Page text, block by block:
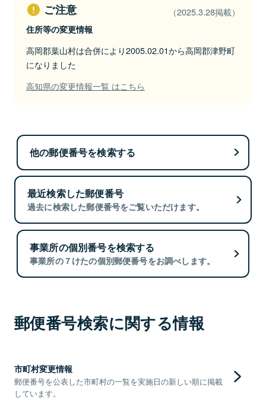
ご注意 （2025.3.28掲載）
住所等の変更情報
高岡郡葉山村は合併により2005.02.01から高岡郡津野町
になりました
高知県の変更情報一覧 はこちら
他の郵便番号を検索する
最近検索した郵便番号
過去に検索した郵便番号をご覧いただけます。
事業所の個別番号を検索する
事業所の７けたの個別郵便番号をお調べします。
郵便番号検索に関する情報
市町村変更情報
郵便番号を公表した市町村の一覧を実施日の新しい順に掲載
しています。